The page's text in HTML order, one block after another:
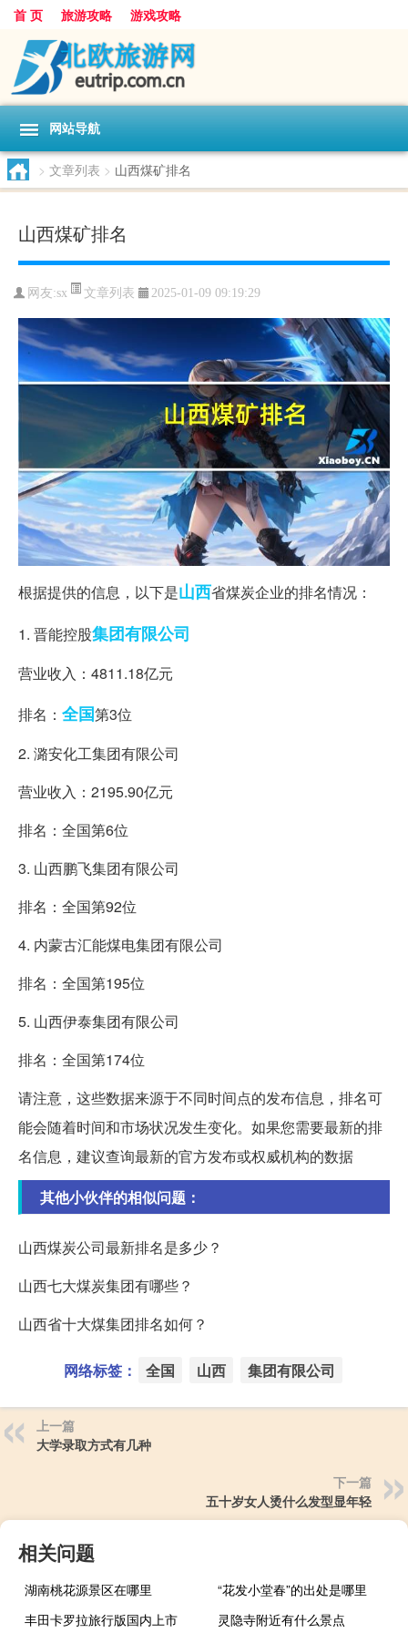
首 页 旅游攻略 游戏攻略
网站导航
> 文章列表 > 山西煤矿排名
山西煤矿排名
网友:sx 文章列表 2025-01-09 09:19:29
根据提供的信息，以下是山西省煤炭企业的排名情况：
1. 晋能控股集团有限公司
营业收入：4811.18亿元
排名： 全国第3位
2. 潞安化工集团有限公司
营业收入：2195.90亿元
排名：全国第6位
3. 山西鹏飞集团有限公司
排名：全国第92位
4. 内蒙古汇能煤电集团有限公司
排名：全国第195位
5. 山西伊泰集团有限公司
排名：全国第174位
请注意，这些数据来源于不同时间点的发布信息，排名可
能会随着时间和市场状况发生变化。如果您需要最新的排
名信息，建议查询最新的官方发布或权威机构的数据
其他小伙伴的相似问题：
山西煤炭公司最新排名是多少？
山西七大煤炭集团有哪些？
山西省十大煤集团排名如何？
网络标签： 全国 山西 集团有限公司
上一篇
大学录取方式有几种
下一篇
五十岁女人烫什么发型显年轻
相关问题
湖南桃花源景区在哪里
“花发小堂春”的出处是哪里
丰田卡罗拉旅行版国内上市
灵隐寺附近有什么景点